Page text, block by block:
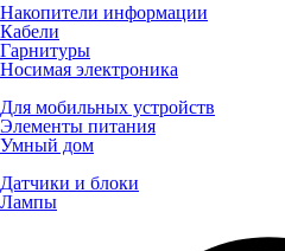
Накопители информации
Кабели
Гарнитуры
Носимая электроника
Для мобильных устройств
Элементы питания
Умный дом
Датчики и блоки
Лампы